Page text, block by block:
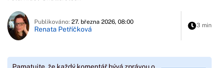
Publikováno: 27. března 2026, 08:00
Renata Petříčková 3 min
Pamatujte, že každý komentář bývá zprávou o